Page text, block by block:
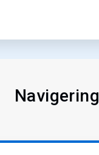
Navigering